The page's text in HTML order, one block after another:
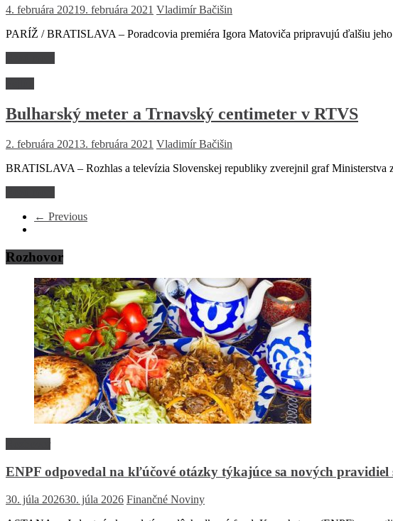
4. februára 20219. februára 2021 Vladimír Bačišin
PARÍŽ / BRATISLAVA – Poradcovia premiéra Igora Matoviča pripravujú ďalšiu
Bulharský meter a Trnavský centimeter v RTVS
2. februára 20213. februára 2021 Vladimír Bačišin
BRATISLAVA – Rozhlas a televízia Slovenskej republiky zverejnil graf Ministerstva
← Previous
Rozhovor
ENPF odpovedal na kľúčové otázky týkajúce sa nových
30. júla 202630. júla 2026 Finančné Noviny